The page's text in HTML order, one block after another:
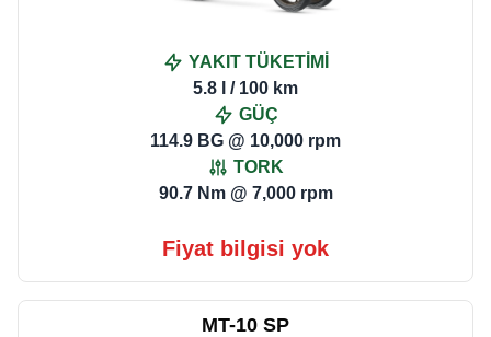
YAKIT TÜKETİMİ
5.8 l / 100 km
GÜÇ
114.9 BG @ 10,000 rpm
TORK
90.7 Nm @ 7,000 rpm
Fiyat bilgisi yok
MT-10 SP